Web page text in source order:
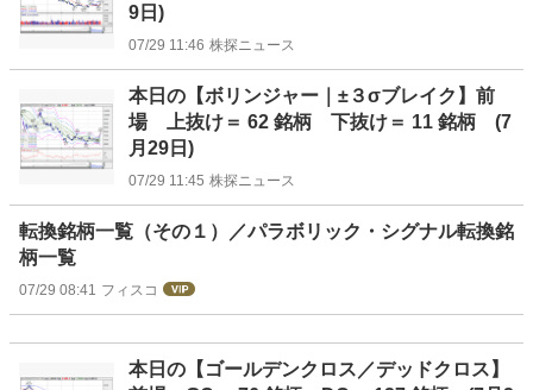
9日)
07/29 11:46 株探ニュース
本日の【ボリンジャー｜±３σブレイク】前
場 上抜け＝ 62 銘柄 下抜け＝ 11 銘柄 (7
月29日)
07/29 11:45 株探ニュース
転換銘柄一覧（その１）／パラボリック・シグナル転換銘
柄一覧
07/29 08:41 フィスコ
本日の【ゴールデンクロス／デッドクロス】